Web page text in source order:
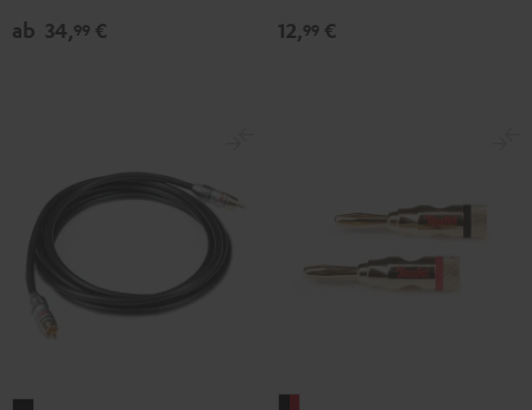
mm²
ab 34,99 €
Schwarz
12,99 €